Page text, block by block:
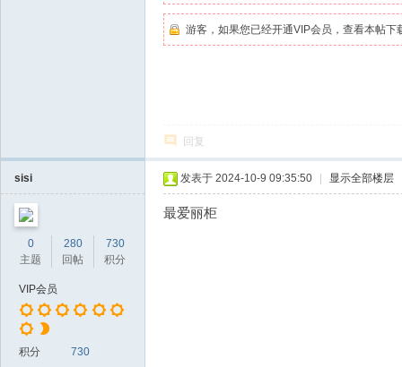
游客，如果您已经开通VIP会员，查看本帖下
回复
sisi
0
主题
280
回帖
730
积分
VIP会员
积分 730
发表于 2024-10-9 09:35:50 显示全部楼层
最爱丽柜